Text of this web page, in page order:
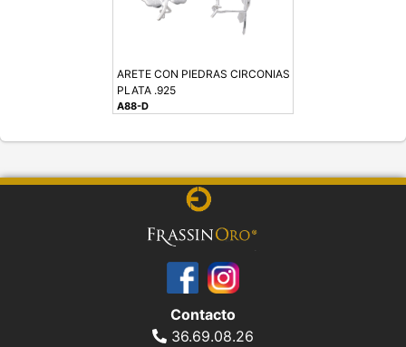
ARETE CON PIEDRAS CIRCONIAS
PLATA .925
A88-D
Contacto
36.69.08.26